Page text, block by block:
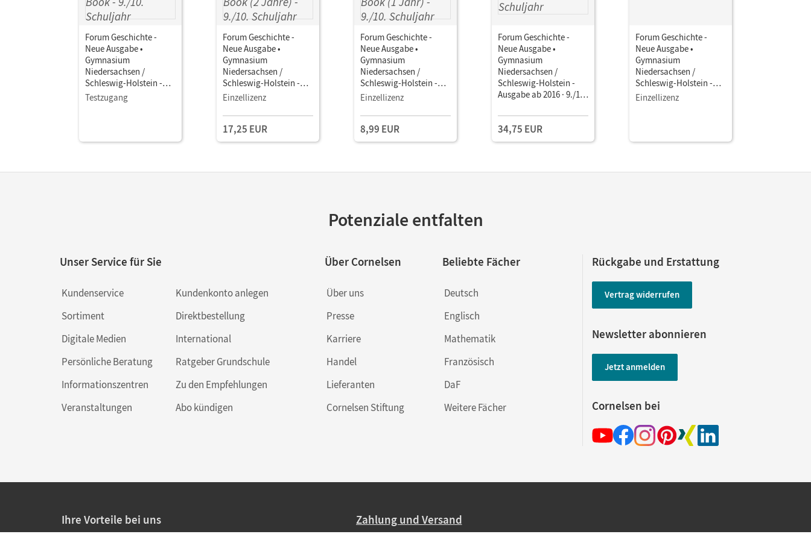
Forum Geschichte -
Neue Ausgabe •
Gymnasium
Niedersachsen /
Schleswig-Holstein -
Ausgabe ab 2016 · 9./10.
Schuljahr Vom Ende des
als E-Book
Testzugang
Forum Geschichte -
Neue Ausgabe •
Gymnasium
Niedersachsen /
Schleswig-Holstein -
Ausgabe ab 2016 · 9./10.
Ersten Weltkriegs bis zur
Gegenwart • Schulbuch
als E-Book (2 Jahre)
Einzellizenz
17,25 EUR
Forum Geschichte -
Neue Ausgabe •
Gymnasium
Niedersachsen /
Schleswig-Holstein -
Ausgabe ab 2016 · 9./10.
Ersten Weltkriegs bis zur
Gegenwart • Schulbuch
als E-Book (1 Jahr)
Einzellizenz
8,99 EUR
Forum Geschichte -
Neue Ausgabe •
Gymnasium
Niedersachsen /
Schleswig-Holstein -
Ausgabe ab 2016 · 9./10.
Ersten Weltkriegs bis zur
Gegenwart • Schulbuch
34,75 EUR
Forum Geschichte -
Neue Ausgabe •
Gymnasium
Niedersachsen /
Schleswig-Holstein -
Ausgabe ab 2016 · 9./10.
Einzellizenz
Potenziale entfalten
Unser Service für Sie
Kundenservice
Sortiment
Digitale Medien
Persönliche Beratung
Informationszentren
Veranstaltungen
Kundenkonto anlegen
Direktbestellung
International
Ratgeber Grundschule
Zu den Empfehlungen
Abo kündigen
Über Cornelsen
Über uns
Presse
Karriere
Handel
Lieferanten
Cornelsen Stiftung
Beliebte Fächer
Deutsch
Englisch
Mathematik
Französisch
DaF
Weitere Fächer
Rückgabe und Erstattung
Vertrag widerrufen
Newsletter abonnieren
Jetzt anmelden
Cornelsen bei
Ihre Vorteile bei uns Zahlung und Versand